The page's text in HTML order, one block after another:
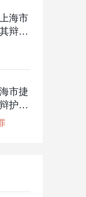
海市
辩
察机
市捷
护，